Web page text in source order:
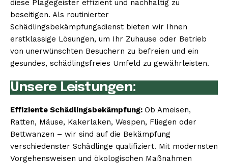
diese Plagegeister effizient und nachhaltig zu
beseitigen. Als routinierter
Schädlingsbekämpfungsdienst bieten wir Ihnen
erstklassige Lösungen, um Ihr Zuhause oder Betrieb
von unerwünschten Besuchern zu befreien und ein
gesundes, schädlingsfreies Umfeld zu gewährleisten.
Unsere Leistungen:
Effiziente Schädlingsbekämpfung: Ob Ameisen,
Ratten, Mäuse, Kakerlaken, Wespen, Fliegen oder
Bettwanzen – wir sind auf die Bekämpfung
verschiedenster Schädlinge qualifiziert. Mit modernsten
Vorgehensweisen und ökologischen Maßnahmen